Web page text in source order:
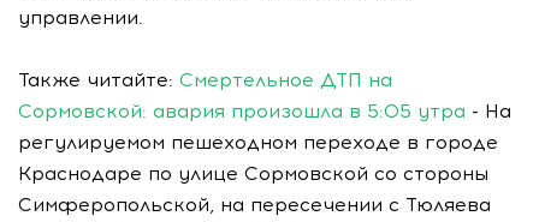
управлении.
Также читайте: Смертельное ДТП на
Сормовской: авария произошла в 5:05 утра - На
регулируемом пешеходном переходе в городе
Краснодаре по улице Сормовской со стороны
Симферопольской, на пересечении с Тюляева